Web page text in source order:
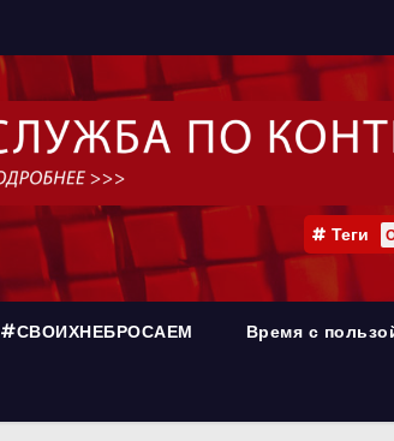
Теги
#СВОИХНЕБРОСАЕМ Время с